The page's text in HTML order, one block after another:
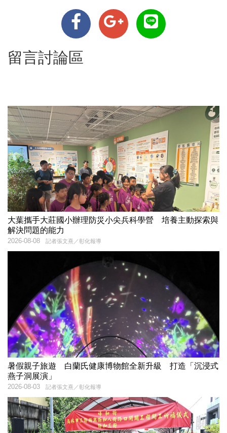
留言討論區
大葉攜手大莊國小辦理防災小尖兵科學營 培養主動探索與
解決問題的能力
記者張文熹／彰化報導
2026-08-08
暑假親子旅遊 白蘭氏健康博物館全新升級 打造「沉浸式
燕子洞展演」
記者張文熹／彰化報導
2026-08-03